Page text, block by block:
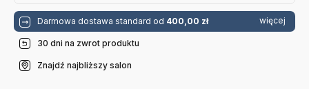
Darmowa dostawa standard od 400,00 zł więcej
30 dni na zwrot produktu
Znajdź najbliższy salon